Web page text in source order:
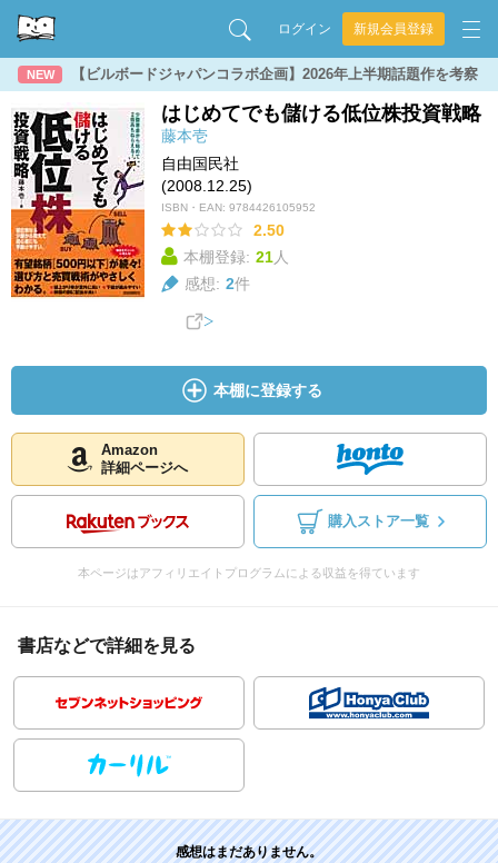
ログイン 新規会員登録
NEW 【ビルボードジャパンコラボ企画】2026年上半期話題作を考察
はじめてでも儲ける低位株投資戦略
藤本壱
自由国民社
(2008.12.25)
ISBN・EAN: 9784426105952
2.50
本棚登録: 21人
感想: 2件
本棚に登録する
Amazon
詳細ページへ
購入ストア一覧
本ページはアフィリエイトプログラムによる収益を得ています
書店などで詳細を見る
感想はまだありません。